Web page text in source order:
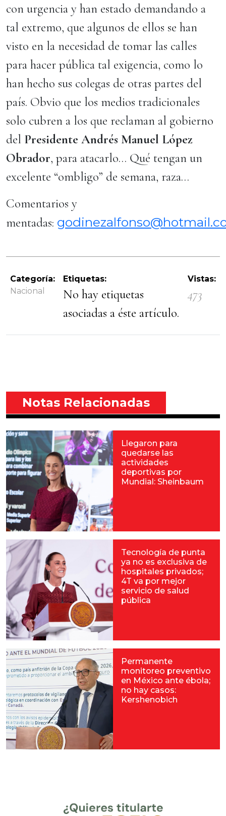
con urgencia y han estado demandando a
tal extremo, que algunos de ellos se han
visto en la necesidad de tomar las calles
para hacer pública tal exigencia, como lo
han hecho sus colegas de otras partes del
país. Obvio que los medios tradicionales
solo cubren a los que reclaman al gobierno
del Presidente Andrés Manuel López
Obrador, para atacarlo… Qué tengan un
excelente “ombligo” de semana, raza…
Comentarios y
mentadas:
Categoría:
Nacional
Etiquetas:
No hay etiquetas
asociadas a éste artículo.
Vistas:
473
Notas Relacionadas
Llegaron para
quedarse las
actividades
deportivas por
Mundial: Sheinbaum
Tecnología de punta
ya no es exclusiva de
hospitales privados;
4T va por mejor
servicio de salud
pública
Permanente
monitoreo preventivo
en México ante ébola;
no hay casos:
Kershenobich